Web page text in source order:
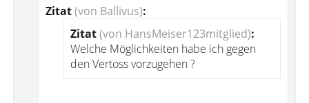
Zitat(von Ballivus):
Zitat(von HansMeiser123mitglied):
Welche Möglichkeiten habe ich gegen
den Vertoss vorzugehen ?